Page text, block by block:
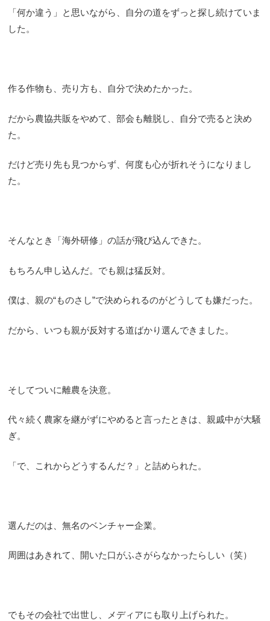
「何か違う」と思いながら、自分の道をずっと探し続けていま
した。
作る作物も、売り方も、自分で決めたかった。
だから農協共販をやめて、部会も離脱し、自分で売ると決め
た。
だけど売り先も見つからず、何度も心が折れそうになりまし
た。
そんなとき「海外研修」の話が飛び込んできた。
もちろん申し込んだ。でも親は猛反対。
僕は、親の“ものさし”で決められるのがどうしても嫌だった。
だから、いつも親が反対する道ばかり選んできました。
そしてついに離農を決意。
代々続く農家を継がずにやめると言ったときは、親戚中が大騒
ぎ。
「で、これからどうするんだ？」と詰められた。
選んだのは、無名のベンチャー企業。
周囲はあきれて、開いた口がふさがらなかったらしい（笑）
でもその会社で出世し、メディアにも取り上げられた。